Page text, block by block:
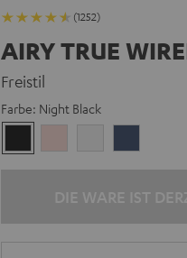
(1252)
AIRY TRUE
Freistil
Farbe: Night Black
Black
White